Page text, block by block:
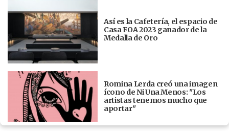
Así es la Cafetería, el espacio de
Casa FOA 2023 ganador de la
Medalla de Oro
Romina Lerda creó una imagen
ícono de Ni Una Menos: "Los
artistas tenemos mucho que
aportar"